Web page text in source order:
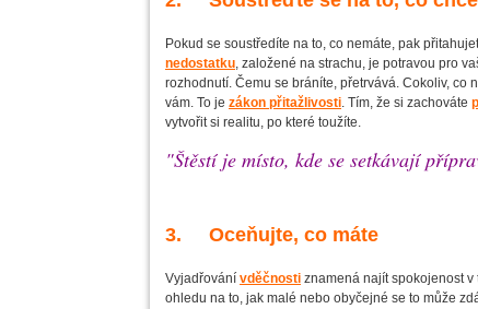
Pokud se soustředíte na to, co nemáte, pak
nedostatku, založené na strachu, je potravou pro
rozhodnutí. Čemu se bráníte, přetrvává. Cokoliv, co
vám. To je zákon přitažlivosti. Tím, že si zachováte
vytvořit si realitu, po které toužíte.
"Štěstí je místo, kde se setkávají
3. Oceňujte, co máte
Vyjadřování vděčnosti znamená najít spokojenost
ohledu na to, jak malé nebo obyčejné se to může